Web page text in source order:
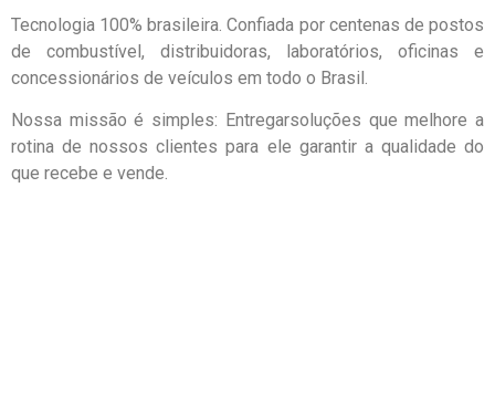
Tecnologia 100% brasileira. Confiada por centenas de postos
de combustível, distribuidoras, laboratórios, oficinas e
concessionários de veículos em todo o Brasil.
Nossa missão é simples: Entregarsoluções que melhore a
rotina de nossos clientes para ele garantir a qualidade do
que recebe e vende.